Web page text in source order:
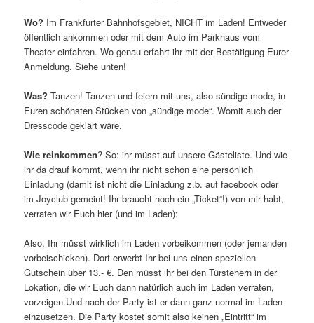
Wo? Im Frankfurter Bahnhofsgebiet, NICHT im Laden! Entweder
öffentlich ankommen oder mit dem Auto im Parkhaus vom
Theater einfahren. Wo genau erfahrt ihr mit der Bestätigung Eurer
Anmeldung. Siehe unten!
Was? Tanzen! Tanzen und feiern mit uns, also sündige mode, in
Euren schönsten Stücken von „sündige mode“. Womit auch der
Dresscode geklärt wäre.
Wie reinkommen? So: ihr müsst auf unsere Gästeliste. Und wie
ihr da drauf kommt, wenn ihr nicht schon eine persönlich
Einladung (damit ist nicht die Einladung z.b. auf facebook oder
im Joyclub gemeint! Ihr braucht noch ein „Ticket“!) von mir habt,
verraten wir Euch hier (und im Laden):
Also, Ihr müsst wirklich im Laden vorbeikommen (oder jemanden
vorbeischicken). Dort erwerbt Ihr bei uns einen speziellen
Gutschein über 13.- €. Den müsst ihr bei den Türstehern in der
Lokation, die wir Euch dann natürlich auch im Laden verraten,
vorzeigen.Und nach der Party ist er dann ganz normal im Laden
einzusetzen. Die Party kostet somit also keinen „Eintritt“ im